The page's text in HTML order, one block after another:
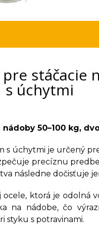
stáčacie
s úchytmi
50–100 kg,
úchytmi je určený
precíznu
následne dočisťuje
ktorá je odolná
na nádobe, čo
styku s potravinami.